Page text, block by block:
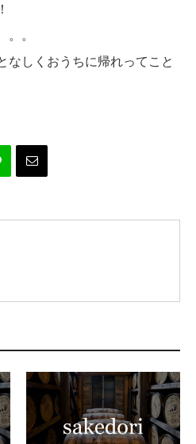
。
なしくおうちに帰れってこと